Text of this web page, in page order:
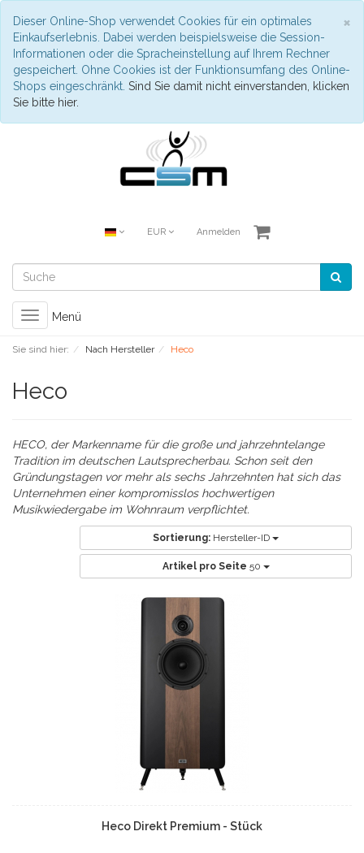
×
Dieser Online-Shop verwendet Cookies für ein optimales
Einkaufserlebnis. Dabei werden beispielsweise die Session-
Informationen oder die Spracheinstellung auf Ihrem Rechner
gespeichert. Ohne Cookies ist der Funktionsumfang des Online-
Shops eingeschränkt. Sind Sie damit nicht einverstanden, klicken
Sie bitte hier.
EUR Anmelden
Toggle
navigation
Menü
Sie sind hier: Nach Hersteller Heco
Heco
HECO, der Markenname für die große und jahrzehntelange
Tradition im deutschen Lautsprecherbau. Schon seit den
Gründungstagen vor mehr als sechs Jahrzehnten hat sich das
Unternehmen einer kompromisslos hochwertigen
Musikwiedergabe im Wohnraum verpflichtet.
Sortierung: Hersteller-ID
Artikel pro Seite 50
Heco Direkt Premium - Stück